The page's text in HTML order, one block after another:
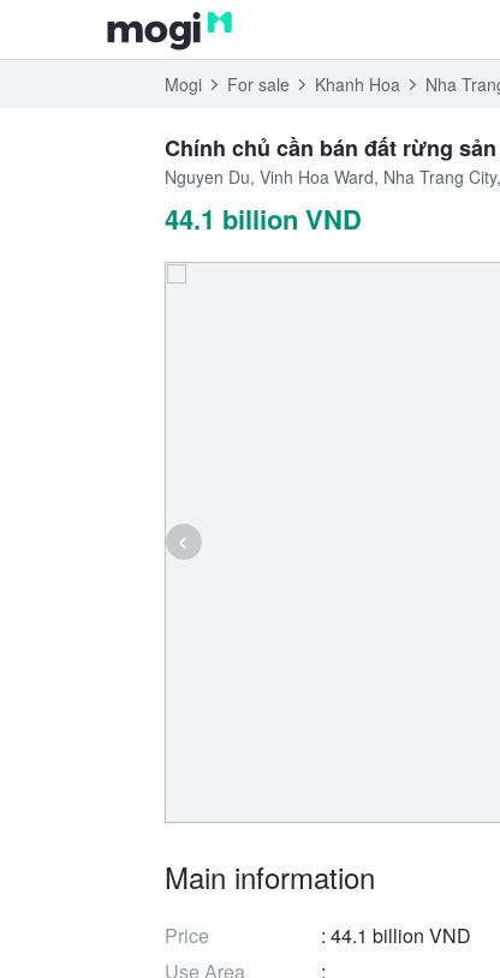
Mogi For sale Khanh Hoa Nha
Chính chủ cần bán đất rừng
Nguyen Du, Vinh Hoa Ward, Nha Trang
44.1 billion VND
‹
Main information
Price
: 44.1 billion VND
Use Area
: